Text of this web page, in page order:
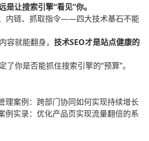
是让搜索引擎“看见”你。
内链、抓取指令——四大技术基石不能
容就能翻身， 技术SEO才是站点健康的
了你是否能抓住搜索引擎的“预算”。
理案例：跨部门协同如何实现持续增长
例实录：优化产品页实现流量翻倍的系